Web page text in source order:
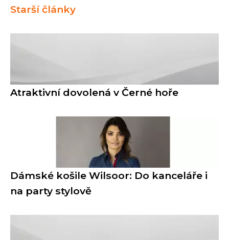
Starší články
Atraktivní dovolená v Černé hoře
Dámské košile Wilsoor: Do kanceláře i
na party stylově